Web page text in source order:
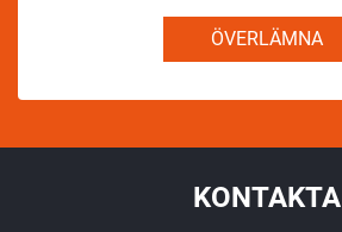
ÖVERLÄMNA
KONTAKTA